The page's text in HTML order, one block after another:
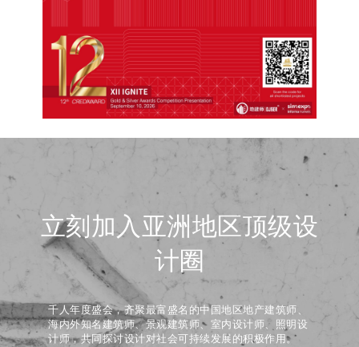
立刻加入亚洲地区顶级设
计圈
千人年度盛会，齐聚最富盛名的中国地区地产建筑师、
海内外知名建筑师、景观建筑师、室内设计师、照明设
计师，共同探讨设计对社会可持续发展的积极作用。